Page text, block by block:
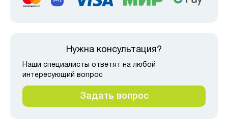
Нужна консультация?
Наши специалисты ответят на любой
интересующий вопрос
Задать вопрос